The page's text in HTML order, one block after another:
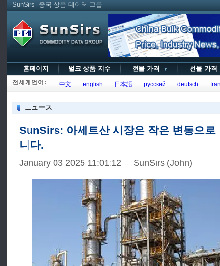
SunSirs--중국 상품 데이터 그룹
홈페이지 벌크 상품 지수 현물 가격 ▼ 선물 가
전세계언어: 中文 english 日本語 русский deutsch
ニュース
SunSirs: 아세트산 시장은 작은 변동으로
니다.
January 03 2025 11:01:12 SunSirs (John)